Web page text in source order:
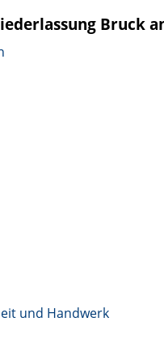
von regionalen
Bruck
und Handwerk